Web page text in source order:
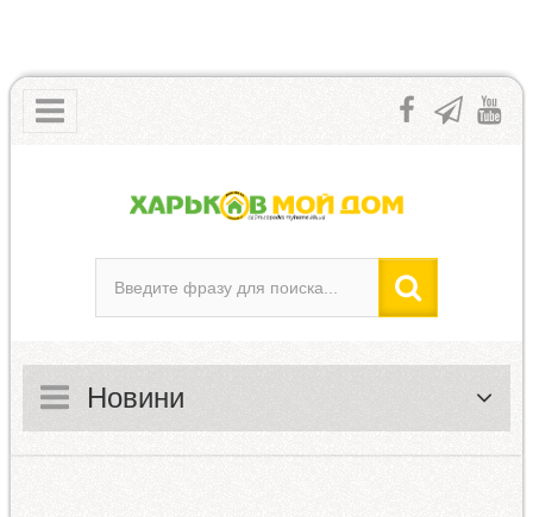
Новини